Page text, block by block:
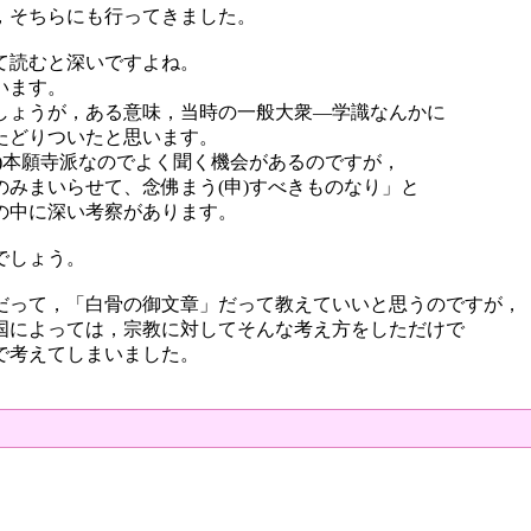
ちらにも行ってきました。
むと深いですよね。
す。
うが，ある意味，当時の一般大衆―学識なんかに
りついたと思います。
願寺派なのでよく聞く機会があるのですが，
まいらせて、念佛まう(申)すべきものなり」と
に深い考察があります。
ょう。
て，「白骨の御文章」だって教えていいと思うのですが，
よっては，宗教に対してそんな考え方をしただけで
えてしまいました。